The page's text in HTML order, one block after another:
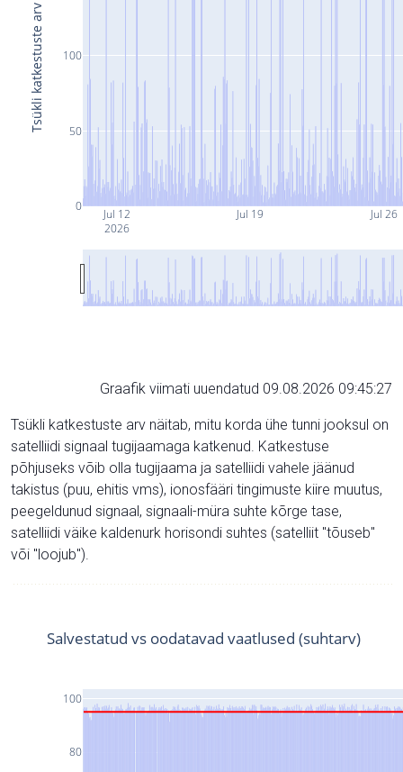
Jul 12
2026
Jul 19 Jul 26
0
50
100
Tsükli katkestuste arv
Graafik viimati uuendatud 09.08.2026 09:45:27
Tsükli katkestuste arv näitab, mitu korda ühe tunni jooksul on
satelliidi signaal tugijaamaga katkenud. Katkestuse
põhjuseks võib olla tugijaama ja satelliidi vahele jäänud
takistus (puu, ehitis vms), ionosfääri tingimuste kiire muutus,
peegeldunud signaal, signaali-müra suhte kõrge tase,
satelliidi väike kaldenurk horisondi suhtes (satelliit "tõuseb"
või "loojub").
80
100
Salvestatud vs oodatavad vaatlused (suhtarv)